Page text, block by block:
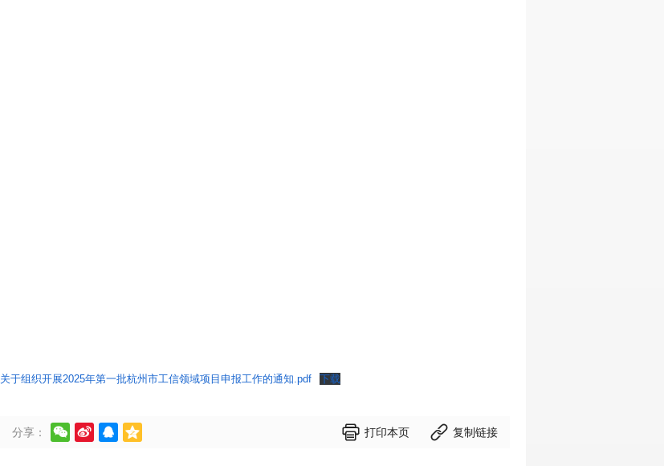
关于组织开展2025年第一批杭州市工信领域项目申报工作的通知.pdf 下载
分享：      打印本页  复制链接